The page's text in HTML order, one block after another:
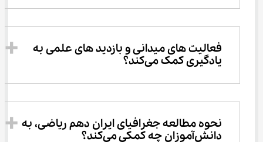
فعالیت ‌های میدانی و بازدید های علمی به
یادگیری کمک می‌کند؟
نحوه مطالعه جغرافیای ایران دهم ریاضی، به
دانش‌آموزان چه کمکی می‌کند؟